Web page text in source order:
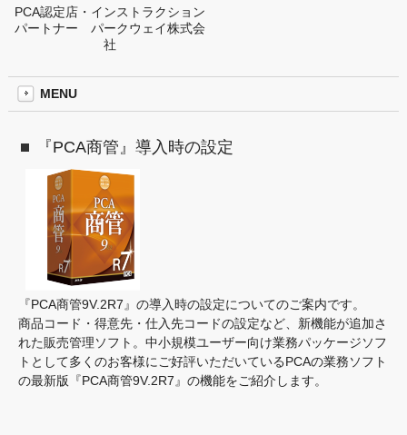
PCA認定店・インストラクション
パートナー パークウェイ株式会
社
MENU
『PCA商管』導入時の設定
『PCA商管9V.2R7』の導入時の設定についてのご案内です。
商品コード・得意先・仕入先コードの設定など、新機能が追加さ
れた販売管理ソフト。中小規模ユーザー向け業務パッケージソフ
トとして多くのお客様にご好評いただいているPCAの業務ソフト
の最新版『PCA商管9V.2R7』の機能をご紹介します。